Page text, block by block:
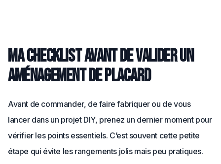
Ma checklist avant de valider un
aménagement de placard
Avant de commander, de faire fabriquer ou de vous
lancer dans un projet DIY, prenez un dernier moment pour
vérifier les points essentiels. C’est souvent cette petite
étape qui évite les rangements jolis mais peu pratiques.